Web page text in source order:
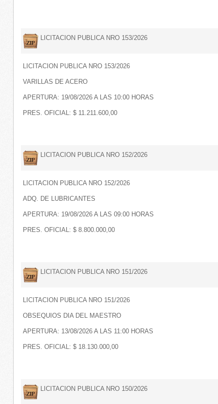
LICITACION PUBLICA NRO 153/2026
LICITACION PUBLICA NRO 153/2026
VARILLAS DE ACERO
APERTURA: 19/08/2026 A LAS 10:00 HORAS
PRES. OFICIAL: $ 11.211.600,00
LICITACION PUBLICA NRO 152/2026
LICITACION PUBLICA NRO 152/2026
ADQ. DE LUBRICANTES
APERTURA: 19/08/2026 A LAS 09:00 HORAS
PRES. OFICIAL: $ 8.800.000,00
LICITACION PUBLICA NRO 151/2026
LICITACION PUBLICA NRO 151/2026
OBSEQUIOS DIA DEL MAESTRO
APERTURA: 13/08/2026 A LAS 11:00 HORAS
PRES. OFICIAL: $ 18.130.000,00
LICITACION PUBLICA NRO 150/2026